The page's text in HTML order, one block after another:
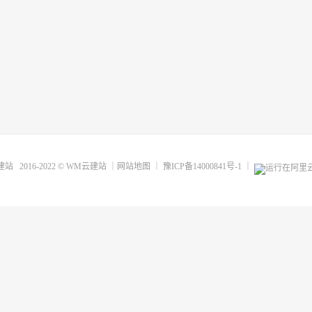
站2016-2022 © WM云建站｜ 网站地图 豫ICP备14000841号-1